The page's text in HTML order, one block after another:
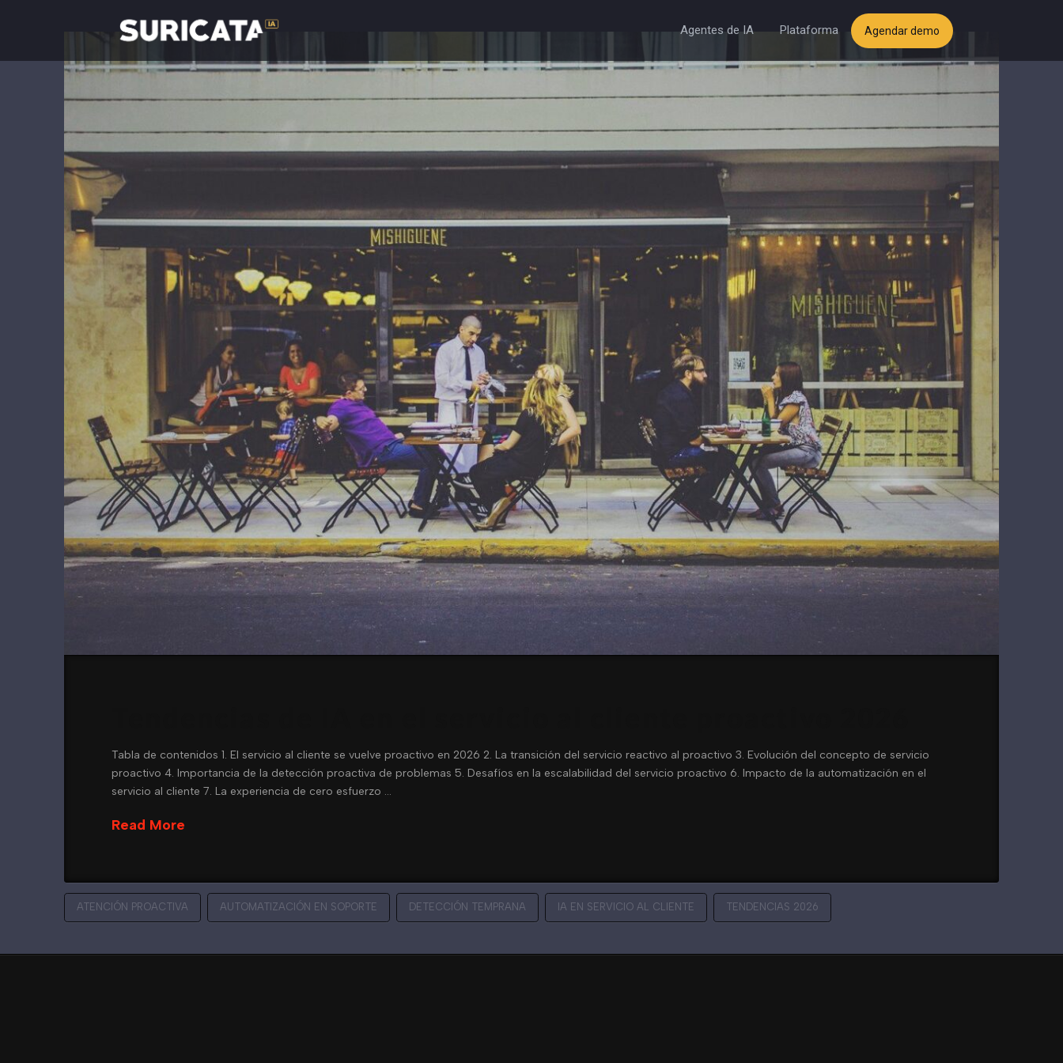
Agentes de IA Plataforma Agendar demo
Tabla de contenidos 1. El servicio al cliente se vuelve proactivo en 2026 2. La transición del servicio reactivo al proactivo 3. Evolución del concepto de servicio
proactivo 4. Importancia de la detección proactiva de problemas 5. Desafíos en la escalabilidad del servicio proactivo 6. Impacto de la automatización en el
servicio al cliente 7. La experiencia de cero esfuerzo …
Read More
ATENCIÓN PROACTIVA AUTOMATIZACIÓN EN SOPORTE DETECCIÓN TEMPRANA IA EN SERVICIO AL CLIENTE TENDENCIAS 2026